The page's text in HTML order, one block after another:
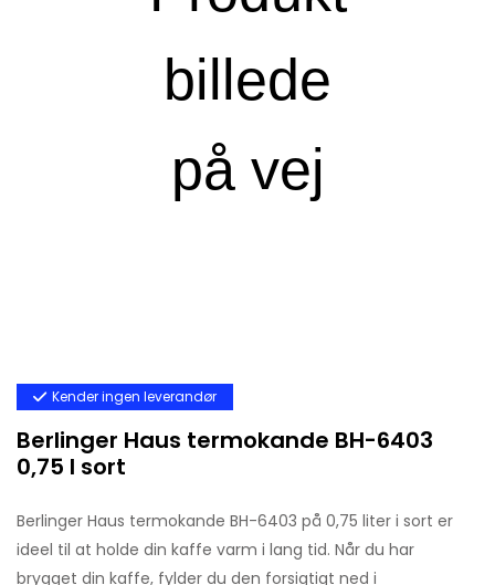
Kender ingen leverandør
Berlinger Haus termokande BH-6403
0,75 l sort
Berlinger Haus termokande BH-6403 på 0,75 liter i sort er
ideel til at holde din kaffe varm i lang tid. Når du har
brygget din kaffe, fylder du den forsigtigt ned i